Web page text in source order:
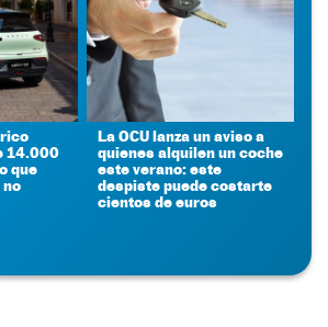
14.000
que
no
La OCU lanza un aviso a
quienes alquilen un coche
este verano: este
despiste puede costarte
cientos de euros